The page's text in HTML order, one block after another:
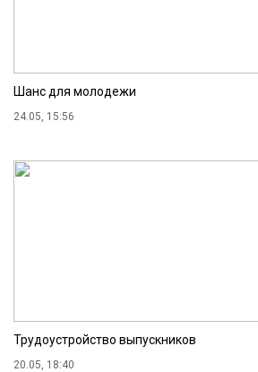
Шанс для молодежи
24.05, 15:56
Трудоустройство выпускников
20.05, 18:40